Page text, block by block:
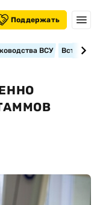
Поддержать
ВСУ